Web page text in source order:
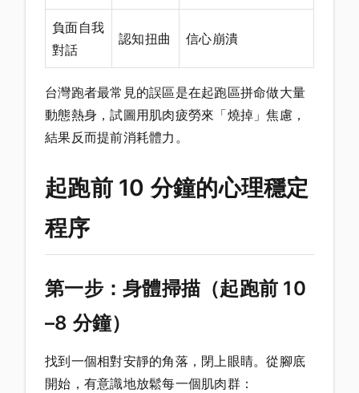
負面自我
對話
認知扭曲 信心崩潰
台灣跑者最常見的誤區是在起跑區拼命做大量
動態熱身，試圖用肌肉疲勞來「燒掉」焦慮，
結果反而提前消耗體力。
起跑前 10 分鐘的心理穩定
程序
第一步：身體掃描（起跑前 10
–8 分鐘）
找到一個相對安靜的角落，閉上眼睛。從腳底
開始，有意識地放鬆每一個肌肉群：